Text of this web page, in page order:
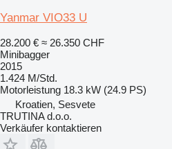
Yanmar VIO33 U
28.200 € ≈ 26.350 CHF
Minibagger
2015
1.424 M/Std.
Motorleistung 18.3 kW (24.9 PS)
Kroatien, Sesvete
TRUTINA d.o.o.
Verkäufer kontaktieren